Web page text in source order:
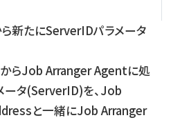
新たにServerIDパラメータ
らJob Arranger Agentに処
ータ(ServerID)を、Job
と一緒にJob Arranger